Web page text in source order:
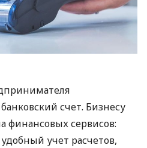
счет. Бизнесу
финансовых сервисов:
учет расчетов,